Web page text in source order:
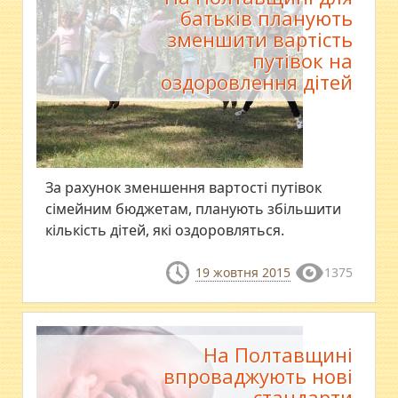
батьків планують
зменшити вартість
путівок на
оздоровлення дітей
За рахунок зменшення вартості путівок
сімейним бюджетам, планують збільшити
кількість дітей, які оздоровляться.
19 жовтня 2015 1375
На Полтавщині
впроваджують нові